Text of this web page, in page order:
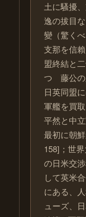
土に騷擾
逸の拔目
變（驚く
支那を信
盟終結と
つゝ藤公
日英同盟
軍艦を買
平然と中
最初に朝
158]；世
の日米交
して英米
にある、
ューズ、